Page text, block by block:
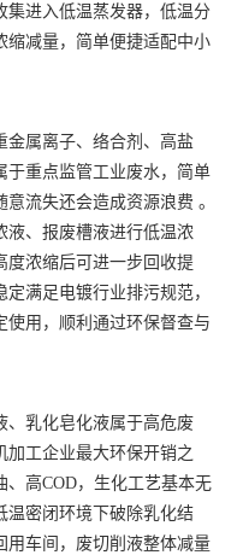
集进入低温蒸发器，低温分
缩减量，简单便捷适配中小
金属离子、络合剂、高盐
于重点监管工业废水，简单
流失还会造成资源浪费 。
液、报废槽液进行低温浓
度浓缩后可进一步回收提
满足电镀行业排污规范，
使用，顺利通过环保督查与
、乳化皂化液属于高危废
工企业最大环保开销之
高COD，生化工艺基本无
温密闭环境下破除乳化结
用车间，废切削液整体减量